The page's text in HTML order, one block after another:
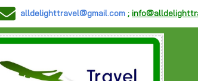
alldelighttravel@gmail.com ;